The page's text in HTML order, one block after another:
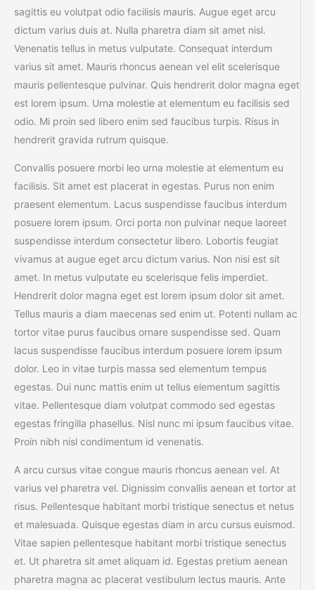
sagittis eu volutpat odio facilisis mauris. Augue eget arcu
dictum varius duis at. Nulla pharetra diam sit amet nisl.
Venenatis tellus in metus vulputate. Consequat interdum
varius sit amet. Mauris rhoncus aenean vel elit scelerisque
mauris pellentesque pulvinar. Quis hendrerit dolor magna eget
est lorem ipsum. Urna molestie at elementum eu facilisis sed
odio. Mi proin sed libero enim sed faucibus turpis. Risus in
hendrerit gravida rutrum quisque.
Convallis posuere morbi leo urna molestie at elementum eu
facilisis. Sit amet est placerat in egestas. Purus non enim
praesent elementum. Lacus suspendisse faucibus interdum
posuere lorem ipsum. Orci porta non pulvinar neque laoreet
suspendisse interdum consectetur libero. Lobortis feugiat
vivamus at augue eget arcu dictum varius. Non nisi est sit
amet. In metus vulputate eu scelerisque felis imperdiet.
Hendrerit dolor magna eget est lorem ipsum dolor sit amet.
Tellus mauris a diam maecenas sed enim ut. Potenti nullam ac
tortor vitae purus faucibus ornare suspendisse sed. Quam
lacus suspendisse faucibus interdum posuere lorem ipsum
dolor. Leo in vitae turpis massa sed elementum tempus
egestas. Dui nunc mattis enim ut tellus elementum sagittis
vitae. Pellentesque diam volutpat commodo sed egestas
egestas fringilla phasellus. Nisl nunc mi ipsum faucibus vitae.
Proin nibh nisl condimentum id venenatis.
A arcu cursus vitae congue mauris rhoncus aenean vel. At
varius vel pharetra vel. Dignissim convallis aenean et tortor at
risus. Pellentesque habitant morbi tristique senectus et netus
et malesuada. Quisque egestas diam in arcu cursus euismod.
Vitae sapien pellentesque habitant morbi tristique senectus
et. Ut pharetra sit amet aliquam id. Egestas pretium aenean
pharetra magna ac placerat vestibulum lectus mauris. Ante